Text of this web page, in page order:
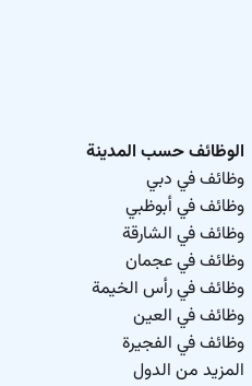
الوظائف حسب المدينة
وظائف في دبي
وظائف في أبوظبي
وظائف في الشارقة
وظائف في عجمان
وظائف في رأس الخيمة
وظائف في العين
وظائف في الفجيرة
المزيد من الدول